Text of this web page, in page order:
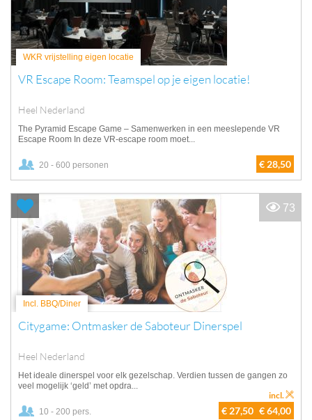
WKR vrijstelling eigen locatie
VR Escape Room: Teamspel op je eigen locatie!
Heel Nederland
The Pyramid Escape Game – Samenwerken in een meeslepende VR
Escape Room In deze VR-escape room moet...
20 - 600 personen € 28,50
Incl. BBQ/Diner
Citygame: Ontmasker de Saboteur Dinerspel
Heel Nederland
Het ideale dinerspel voor elk gezelschap. Verdien tussen de gangen zo
veel mogelijk ‘geld’ met opdra...
10 - 200 pers. € 27,50 € 64,00
incl.
73